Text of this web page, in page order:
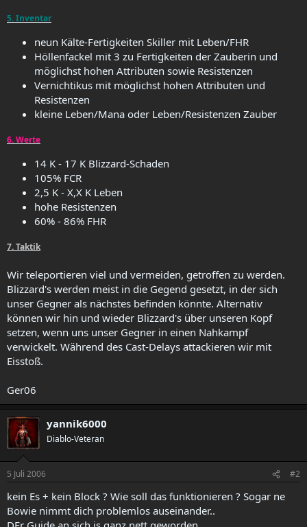
5. Inventar
neun Kälte-Fertigkeiten Skiller mit Leben/FHR
Höllenfackel mit 3 zu Fertigkeiten der Zauberin und
möglichst hohen Attributen sowie Resistenzen
Vernichtikus mit möglichst hohen Attributen und
Resistenzen
kleine Leben/Mana oder Leben/Resistenzen Zauber
6. Werte
14 K - 17 K Blizzard-Schaden
105% FCR
2,5 K - X,X K Leben
hohe Resistenzen
60% - 86% FHR
7. Taktik
Wir teleportieren viel und vermeiden, getroffen zu werden.
Blizzard's werden meist in die Gegend gesetzt, in der sich
unser Gegner als nächstes befinden könnte. Alternativ
können wir hin und wieder Blizzard's über unseren Kopf
setzen, wenn uns unser Gegner in einen Nahkampf
verwickelt. Während des Cast-Delays attackieren wir mit
Eisstoß.
Ger06
yannik6000
Diablo-Veteran
5 Juli 2006 #2
kein Es + kein Block ? Wie soll das funktionieren ? Sogar ne
Bowie nimmt dich problemlos auseinander..